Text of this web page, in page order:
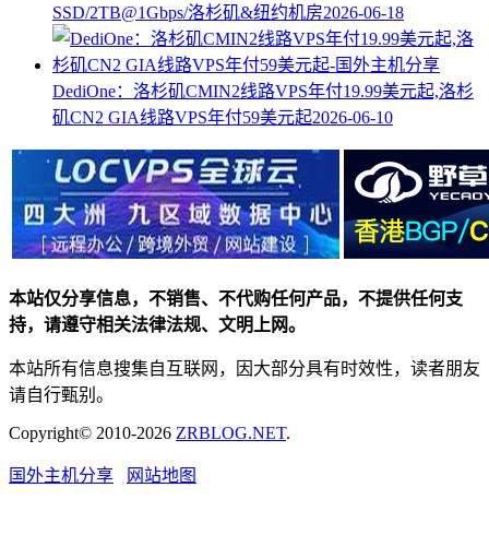
SSD/2TB@1Gbps/洛杉矶&纽约机房2026-06-18
DediOne：洛杉矶CMIN2线路VPS年付19.99美元起,洛杉
矶CN2 GIA线路VPS年付59美元起2026-06-10
本站仅分享信息，不销售、不代购任何产品，不提供任何支
持，请遵守相关法律法规、文明上网。
本站所有信息搜集自互联网，因大部分具有时效性，读者朋友
请自行甄别。
Copyright© 2010-2026 ZRBLOG.NET.
国外主机分享 网站地图